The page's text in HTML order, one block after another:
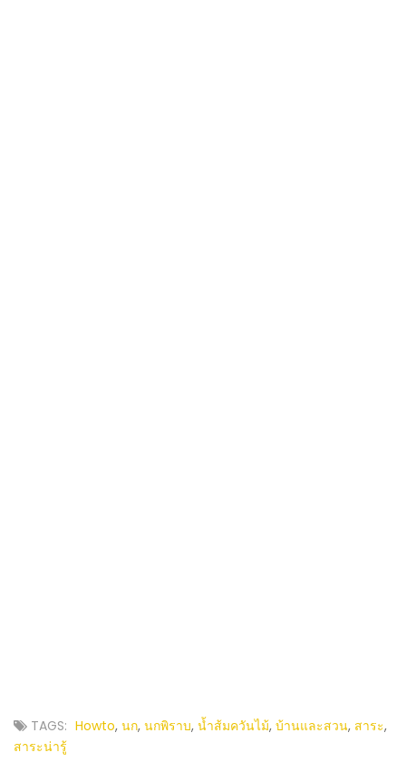
TAGS: Howto, นก, นกพิราบ, น้ำส้มควันไม้, บ้านและสวน, สาระ,
สาระน่ารู้